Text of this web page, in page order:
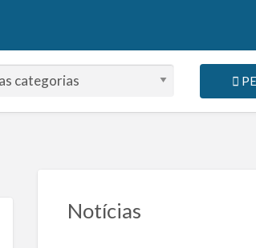
Notícias